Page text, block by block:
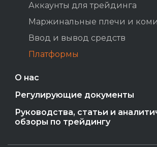
Аккаунты для трейдинга
Маржинальные плечи и
Ввод и вывод средств
Платформы
О нас
Регулирующие документы
Руководства, статьи и
обзоры по трейдингу